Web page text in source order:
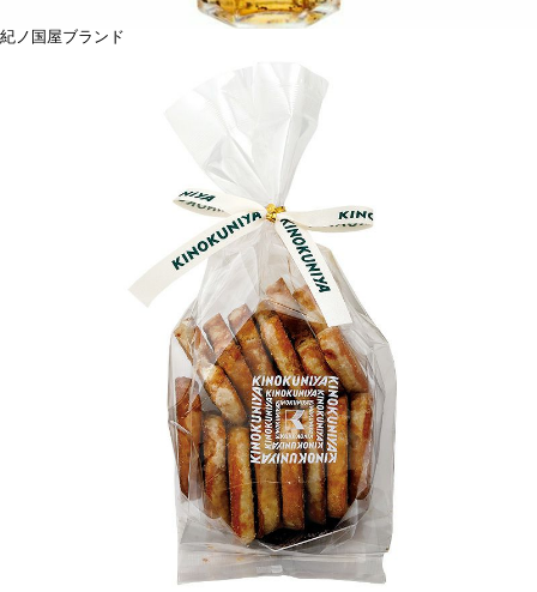
紀ノ国屋ブランド